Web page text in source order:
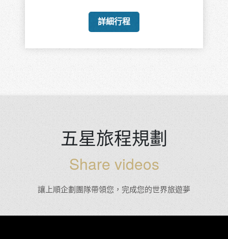
詳細行程
五星旅程規劃
Share videos
讓上順企劃團隊帶領您，完成您的世界旅遊夢